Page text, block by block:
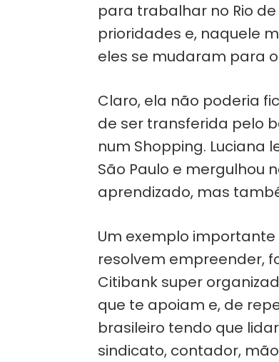
para trabalhar no Rio
prioridades e, naquele
eles se mudaram para o
Claro, ela não poderia
de ser transferida pelo
num Shopping. Luciana
São Paulo e mergulhou
aprendizado, mas
Um exemplo
resolvem empreender,
Citibank super
que te apoiam e, de
brasileiro tendo que
sindicato, contador,